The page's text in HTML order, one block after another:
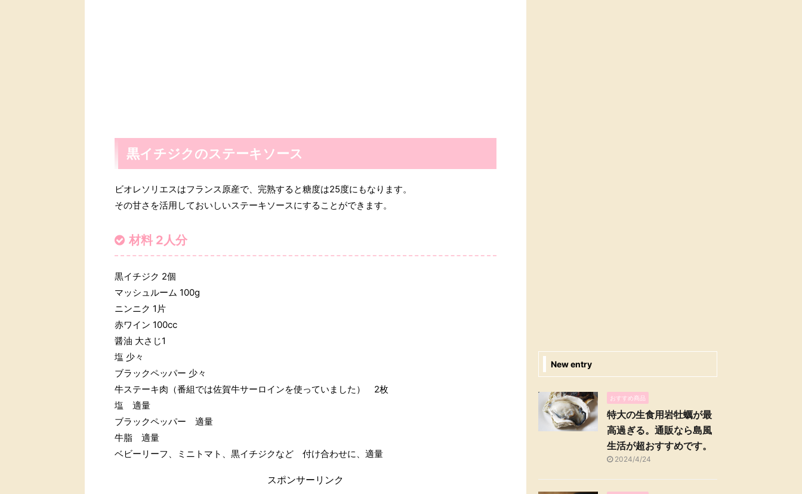
黒イチジクのステーキソース
ビオレソリエスはフランス原産で、完熟すると糖度は25度にもなります。
その甘さを活用しておいしいステーキソースにすることができます。
材料 2人分
黒イチジク 2個
マッシュルーム 100g
ニンニク 1片
赤ワイン 100cc
醤油 大さじ1
塩 少々
ブラックペッパー 少々
牛ステーキ肉（番組では佐賀牛サーロインを使っていました） 2枚
塩 適量
ブラックペッパー 適量
牛脂 適量
ベビーリーフ、ミニトマト、黒イチジクなど 付け合わせに、適量
スポンサーリンク
New entry
おすすめ商品
特大の生食用岩牡蠣が最
高過ぎる。通販なら島風
生活が超おすすめです。
2024/4/24